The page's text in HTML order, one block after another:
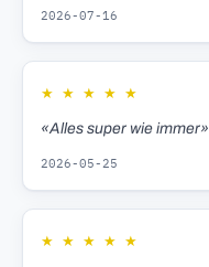
2026-07-16
★ ★ ★ ★ ★
«Alles super wie immer»
2026-05-25
★ ★ ★ ★ ★